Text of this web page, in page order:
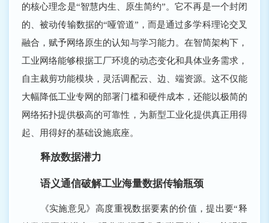
的核心理念是“智慧内生、原生简约”。它不再是一个封闭
的、被动传输数据的“哑管道”，而是通过多学科理论交叉
融合，赋予网络原生的认知与学习能力。在智简架构下，
工业网络能够根据工厂环境的动态变化和具体业务需求，
自主裁剪功能模块，灵活调配云、边、端资源。这不仅能
大幅降低工业专网的部署门槛和硬件成本，还能以极简的
网络拓扑提供极高的可靠性，为新型工业化提供真正用得
起、用得好的基础设施底座。
释放数据潜力
语义通信破解工业海量数据传输瓶颈
《实施意见》高度重视数据要素的价值，提出要“释